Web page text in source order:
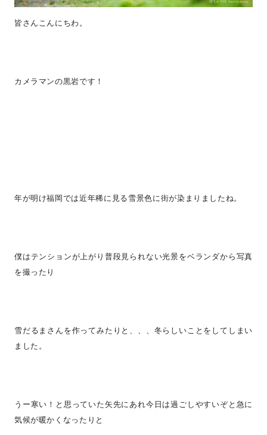
皆さんこんにちわ。
カメラマンの黒岩です！
年が明け福岡では近年稀に見る雪景色に街が染まりましたね。
僕はテンションが上がり普段見られない光景をベランダから写真
を撮ったり
雪だるまさんを作ってみたりと、、、冬らしいことをしてしまい
ました。
うー寒い！と思っていた矢先にあれ今日は過ごしやすいぞと急に
気候が暖かくなったりと